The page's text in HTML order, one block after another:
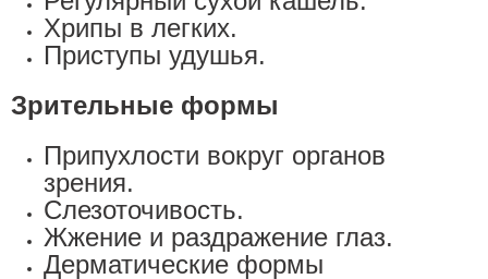
Хрипы в легких.
Приступы удушья.
Зрительные формы
Припухлости вокруг органов
зрения.
Слезоточивость.
Жжение и раздражение глаз.
Дерматические формы